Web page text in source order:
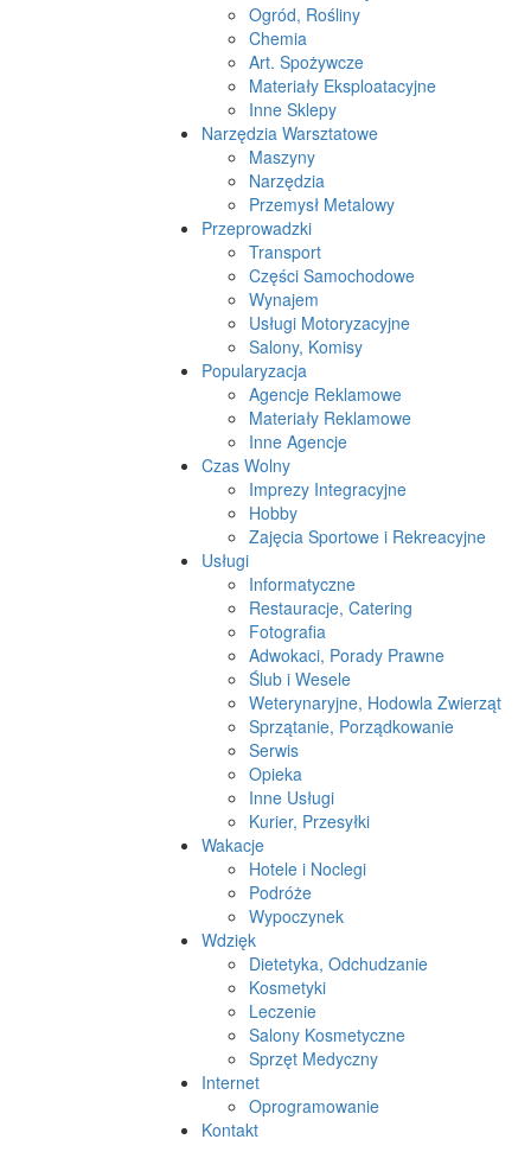
Ogród, Rośliny
Chemia
Art. Spożywcze
Materiały Eksploatacyjne
Inne Sklepy
Narzędzia Warsztatowe
Maszyny
Narzędzia
Przemysł Metalowy
Przeprowadzki
Transport
Części Samochodowe
Wynajem
Usługi Motoryzacyjne
Salony, Komisy
Popularyzacja
Agencje Reklamowe
Materiały Reklamowe
Inne Agencje
Czas Wolny
Imprezy Integracyjne
Hobby
Zajęcia Sportowe i Rekreacyjne
Usługi
Informatyczne
Restauracje, Catering
Fotografia
Adwokaci, Porady Prawne
Ślub i Wesele
Weterynaryjne, Hodowla Zwierząt
Sprzątanie, Porządkowanie
Serwis
Opieka
Inne Usługi
Kurier, Przesyłki
Wakacje
Hotele i Noclegi
Podróże
Wypoczynek
Wdzięk
Dietetyka, Odchudzanie
Kosmetyki
Leczenie
Salony Kosmetyczne
Sprzęt Medyczny
Internet
Oprogramowanie
Kontakt